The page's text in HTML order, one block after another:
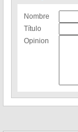
Nombre
Título
Opinion